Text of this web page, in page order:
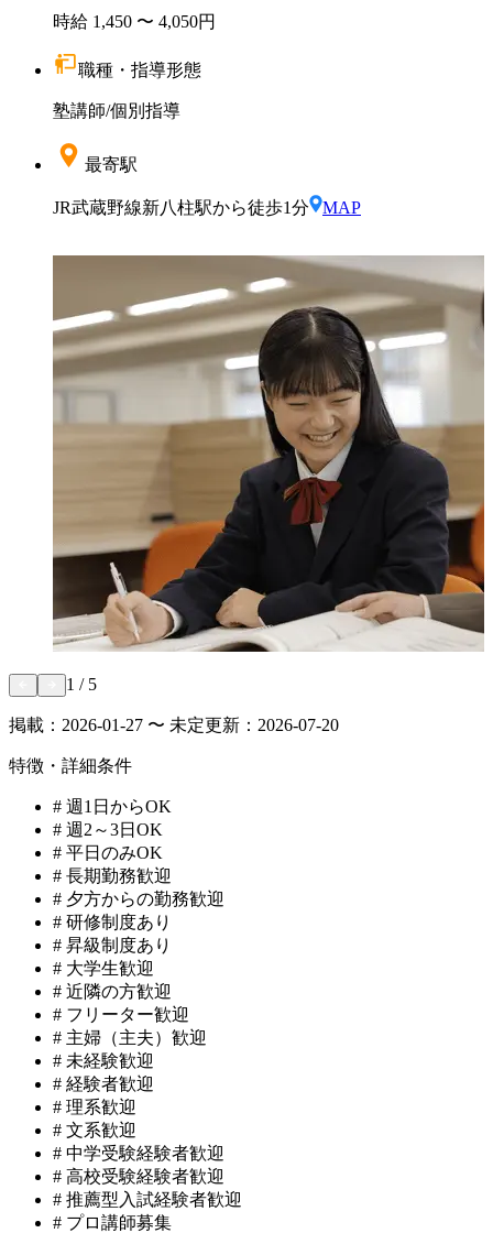
時給 1,450 〜 4,050円
職種・指導形態
塾講師/個別指導
最寄駅
JR武蔵野線新八柱駅から徒歩1分 MAP
1 / 5
掲載： 2026-01-27 〜 未定更新： 2026-07-20
特徴・詳細条件
# 週1日からOK
# 週2～3日OK
# 平日のみOK
# 長期勤務歓迎
# 夕方からの勤務歓迎
# 研修制度あり
# 昇級制度あり
# 大学生歓迎
# 近隣の方歓迎
# フリーター歓迎
# 主婦（主夫）歓迎
# 未経験歓迎
# 経験者歓迎
# 理系歓迎
# 文系歓迎
# 中学受験経験者歓迎
# 高校受験経験者歓迎
# 推薦型入試経験者歓迎
# プロ講師募集